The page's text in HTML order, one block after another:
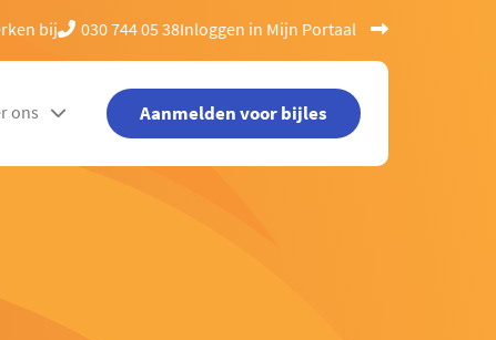
bij 030 744 05 38Inloggen in Mijn Portaal
ons Aanmelden voor bijles